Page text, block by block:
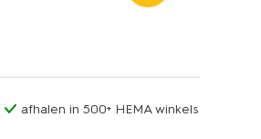
afhalen in 500+ HEMA winkels